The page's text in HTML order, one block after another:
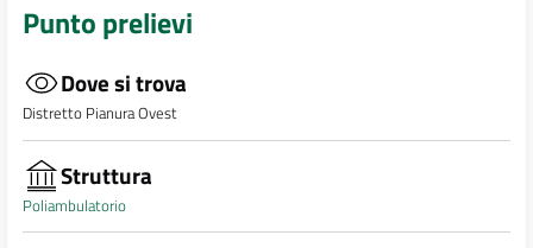
Punto prelievi
Dove si trova
Distretto Pianura Ovest
Struttura
Poliambulatorio